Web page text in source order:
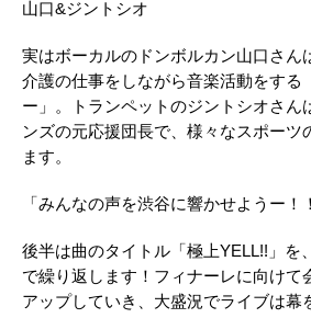
山口&ジントシオ
実はボーカルのドンボルカン山口さん
介護の仕事をしながら音楽活動をする
ー」。トランペットのジントシオさん
ンズの元応援団長で、様々なスポーツ
ます。
「みんなの声を渋谷に響かせようー！
後半は曲のタイトル「極上YELL!!」を
で繰り返します！フィナーレに向けて
アップしていき、大盛況でライブは幕